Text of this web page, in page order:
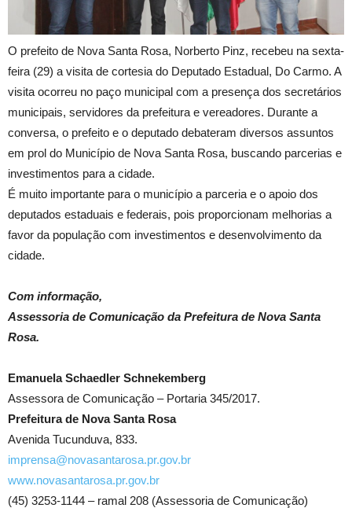
O prefeito de Nova Santa Rosa, Norberto Pinz, recebeu na sexta-
feira (29) a visita de cortesia do Deputado Estadual, Do Carmo. A
visita ocorreu no paço municipal com a presença dos secretários
municipais, servidores da prefeitura e vereadores. Durante a
conversa, o prefeito e o deputado debateram diversos assuntos
em prol do Município de Nova Santa Rosa, buscando parcerias e
investimentos para a cidade.
É muito importante para o município a parceria e o apoio dos
deputados estaduais e federais, pois proporcionam melhorias a
favor da população com investimentos e desenvolvimento da
cidade.
Com informação,
Assessoria de Comunicação da Prefeitura de Nova Santa
Rosa.
Emanuela Schaedler Schnekemberg
Assessora de Comunicação – Portaria 345/2017.
Prefeitura de Nova Santa Rosa
Avenida Tucunduva, 833.
imprensa@novasantarosa.pr.gov.br
www.novasantarosa.pr.gov.br
(45) 3253-1144 – ramal 208 (Assessoria de Comunicação)